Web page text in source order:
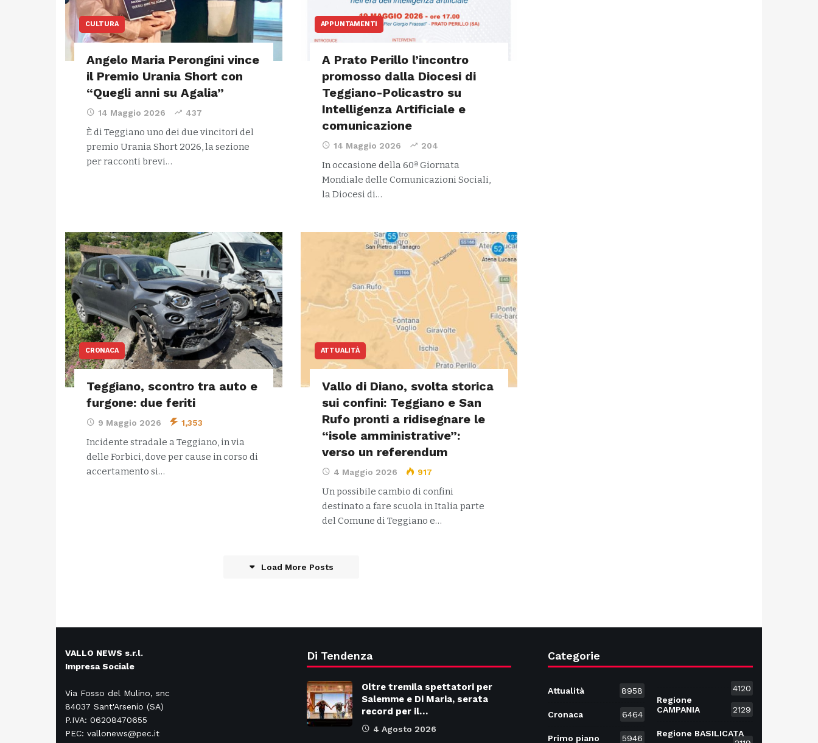
CULTURA
Angelo Maria Perongini vince
il Premio Urania Short con
“Quegli anni su Agalia”
14 Maggio 2026 437
È di Teggiano uno dei due vincitori del
premio Urania Short 2026, la sezione
per racconti brevi…
APPUNTAMENTI
A Prato Perillo l’incontro
promosso dalla Diocesi di
Teggiano-Policastro su
Intelligenza Artificiale e
comunicazione
14 Maggio 2026 204
In occasione della 60ª Giornata
Mondiale delle Comunicazioni Sociali,
la Diocesi di…
CRONACA
Teggiano, scontro tra auto e
furgone: due feriti
9 Maggio 2026 1,353
Incidente stradale a Teggiano, in via
delle Forbici, dove per cause in corso di
accertamento si…
ATTUALITÀ
Vallo di Diano, svolta storica
sui confini: Teggiano e San
Rufo pronti a ridisegnare le
“isole amministrative”:
verso un referendum
4 Maggio 2026 917
Un possibile cambio di confini
destinato a fare scuola in Italia parte
del Comune di Teggiano e…
Load More Posts
VALLO NEWS s.r.l.
Impresa Sociale
Via Fosso del Mulino, snc
84037 Sant'Arsenio (SA)
P.IVA: 06208470655
PEC: vallonews@pec.it
Di Tendenza
Oltre tremila spettatori per
Salemme e Di Maria, serata
record per il…
4 Agosto 2026
Categorie
Attualità 8958
Cronaca 6464
Primo piano 5946
4120
Regione
CAMPANIA
2129
Regione BASILICATA